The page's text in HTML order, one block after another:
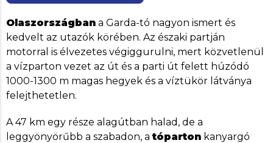
Olaszországban a Garda-tó nagyon ismert és
kedvelt az utazók körében. Az északi partján
motorral is élvezetes végiggurulni, mert közvetlenül
a vízparton vezet az út és a parti út felett húzódó
1000-1300 m magas hegyek és a víztükör látványa
felejthetetlen.
A 47 km egy része alagútban halad, de a
leggyönyörűbb a szabadon, atóparton kanyargó